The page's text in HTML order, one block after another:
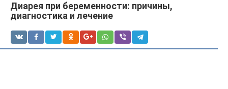
Диарея при беременности: причины,
диагностика и лечение